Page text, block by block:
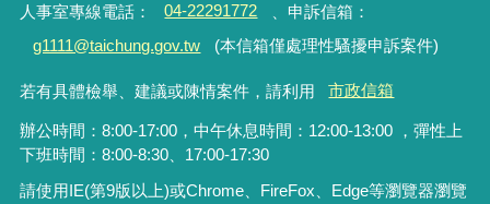
人事室專線電話： 04-22291772 、申訴信箱 ：
g1111@taichung.gov.tw
(本信箱僅處理性騷擾申訴案件)
若有具體檢舉、建議或陳情案件，請利用 市政信箱
辦公時間：8:00-17:00，中午休息時間：12:00-13:00 ，彈性上
下班時間：8:00-8:30、17:00-17:30
請使用IE(第9版以上)或Chrome、FireFox、Edge等瀏覽器瀏覽